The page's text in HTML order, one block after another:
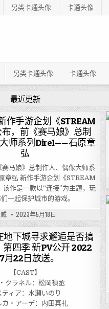
另类卡通头像 卡通头像
另类卡通头像 卡通头像
最近更新
作手游企划《STREAM
布，前《赛马娘》总制
师系列Dire1——石原章
弘
赛马娘》总制作人、偶像大师系
弘 新作手游企划《STREAM
该作是一款以“连接”为主题，玩
一起保护城市的游戏。
2023年5月18日
地下城寻求邂逅是否搞
四季 新PV公开 2022
月22日放送。
【CAST】
クラネル：松岡禎丞
ティア：水瀬いのり
カ・アーデ：内田真礼